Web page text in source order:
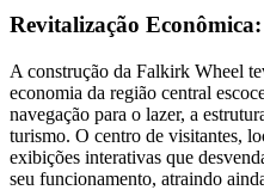
Revitalização
A construção da Falkirk Wheel
economia da região central
navegação para o lazer, a
turismo. O centro de visitantes,
exibições interativas que
seu funcionamento, atraindo